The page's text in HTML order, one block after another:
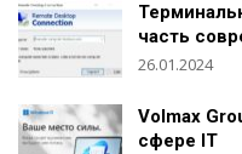
часть
26.01.2024
Volmax
сфере IT